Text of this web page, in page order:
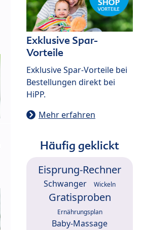
Exklusive Spar-
Vorteile
Exklusive Spar-Vorteile bei
Bestellungen direkt bei
HiPP.
Mehr erfahren
Häufig geklickt
Eisprung-Rechner
Schwanger Wickeln
Gratisproben
Ernährungsplan
Baby-Massage